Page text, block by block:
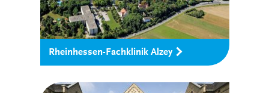
Rheinhessen-Fachklinik Alzey